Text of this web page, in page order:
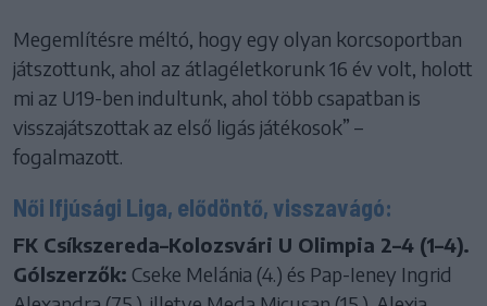
Megemlítésre méltó, hogy egy olyan korcsoportban
játszottunk, ahol az átlagéletkorunk 16 év volt, holott
mi az U19-ben indultunk, ahol több csapatban is
visszajátszottak az első ligás játékosok” –
fogalmazott.
Női Ifjúsági Liga, elődöntő, visszavágó:
FK Csíkszereda–Kolozsvári U Olimpia 2–4 (1–4).
Gólszerzők: Cseke Melánia (4.) és Pap-Ieney Ingrid